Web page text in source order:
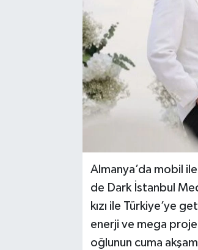
Almanya’da mobil
de Dark İstanbul
kızı ile Türkiye’ye
enerji ve mega proje
oğlunun cuma